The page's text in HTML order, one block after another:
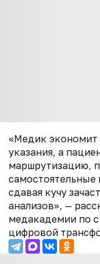
«Медик экономит
указания, а
маршрутизацию,
сдавая кучу
анализов», —
медакадемии по
цифровой